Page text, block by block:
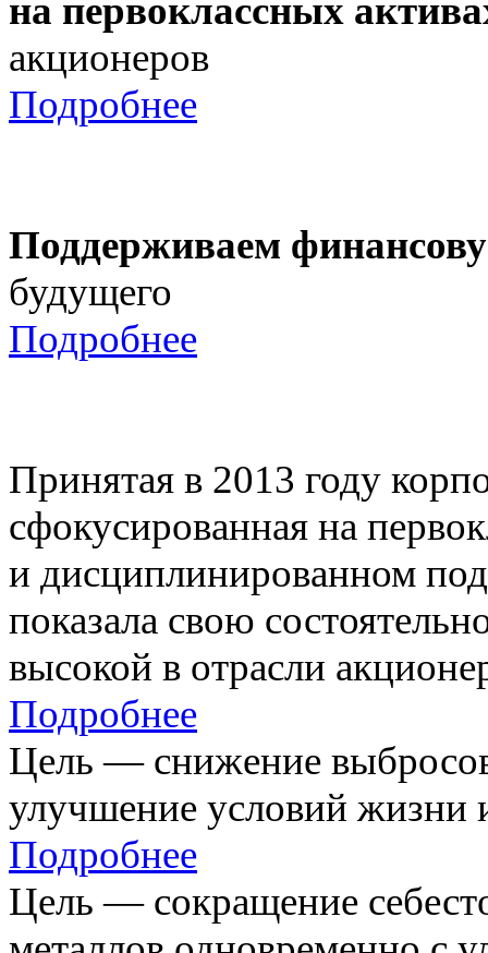
на первоклассных
акционеров
Подробнее
Поддерживаем
будущего
Подробнее
Принятая в 2013 году
сфокусированная на
и дисциплинированном
показала свою
высокой в отрасли
Подробнее
Цель — снижение
улучшение условий жизни
Подробнее
Цель — сокращение